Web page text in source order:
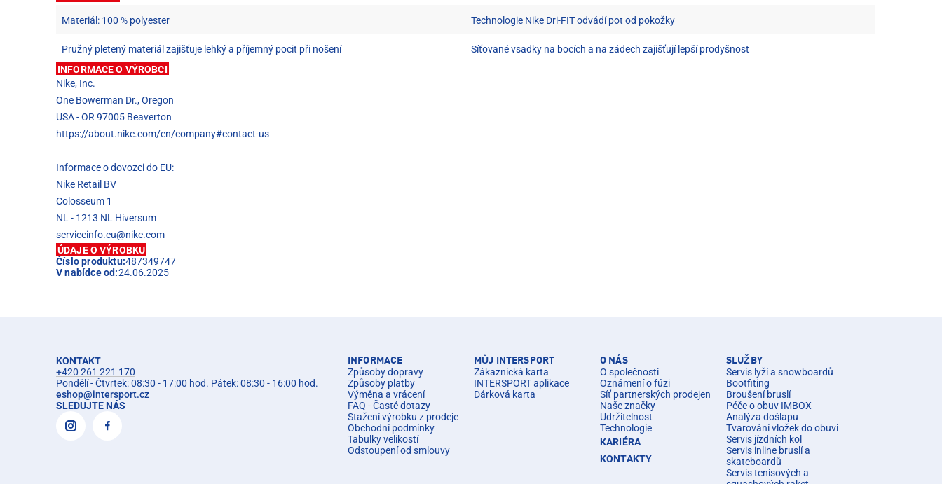
Materiál: 100 % polyester Technologie Nike Dri-FIT odvádí pot od pokožky
Pružný pletený materiál zajišťuje lehký a příjemný pocit při nošení
Síťované vsadky na bocích a na zádech zajišťují lepší prodyšnost
INFORMACE O VÝROBCI
Nike, Inc.
One Bowerman Dr., Oregon
USA - OR 97005 Beaverton
https://about.nike.com/en/company#contact-us
Informace o dovozci do EU:
Nike Retail BV
Colosseum 1
NL - 1213 NL Hiversum
serviceinfo.eu@nike.com
ÚDAJE O VÝROBKU
Číslo produktu:487349747
V nabídce od:24.06.2025
KONTAKT
+420 261 221 170
Pondělí - Čtvrtek: 08:30 - 17:00 hod. Pátek: 08:30 - 16:00 hod.
eshop@intersport.cz
SLEDUJTE NÁS
INFORMACE
Způsoby dopravy
Způsoby platby
Výměna a vrácení
FAQ - Časté dotazy
Stažení výrobku z prodeje
Obchodní podmínky
Tabulky velikostí
Odstoupení od smlouvy
MŮJ INTERSPORT
Zákaznická karta
INTERSPORT aplikace
Dárková karta
O NÁS
O společnosti
Oznámení o fúzi
Síť partnerských prodejen
Naše značky
Udržitelnost
Technologie
KARIÉRA
KONTAKTY
SLUŽBY
Servis lyží a snowboardů
Bootfiting
Broušení bruslí
Péče o obuv IMBOX
Analýza došlapu
Tvarování vložek do obuvi
Servis jízdních kol
Servis inline bruslí a
skateboardů
Servis tenisových a